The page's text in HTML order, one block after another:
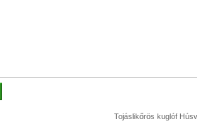
Tojáslikőrös kuglóf